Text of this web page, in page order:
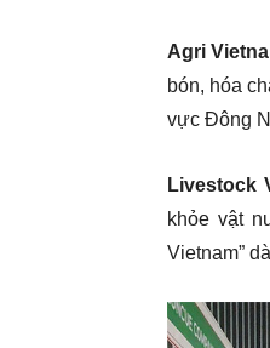
Agri
bón, hóa
vực Đông
Livestock
khỏe vật
Vietnam”